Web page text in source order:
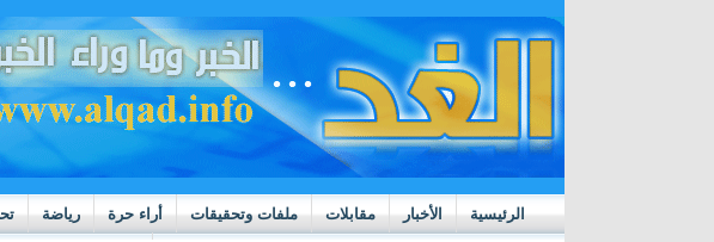
الرئيسية الأخبار مقابلات ملفات وتحقيقات أراء حرة رياضة